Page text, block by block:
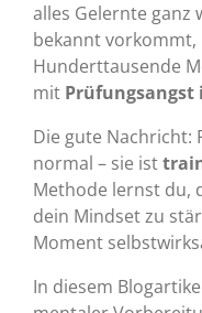
alles Gelernte ganz
bekannt
Hunderttausende
mit
Die gute
normal – sie ist
Methode lernst du,
dein Mindset zu
Moment
In diesem